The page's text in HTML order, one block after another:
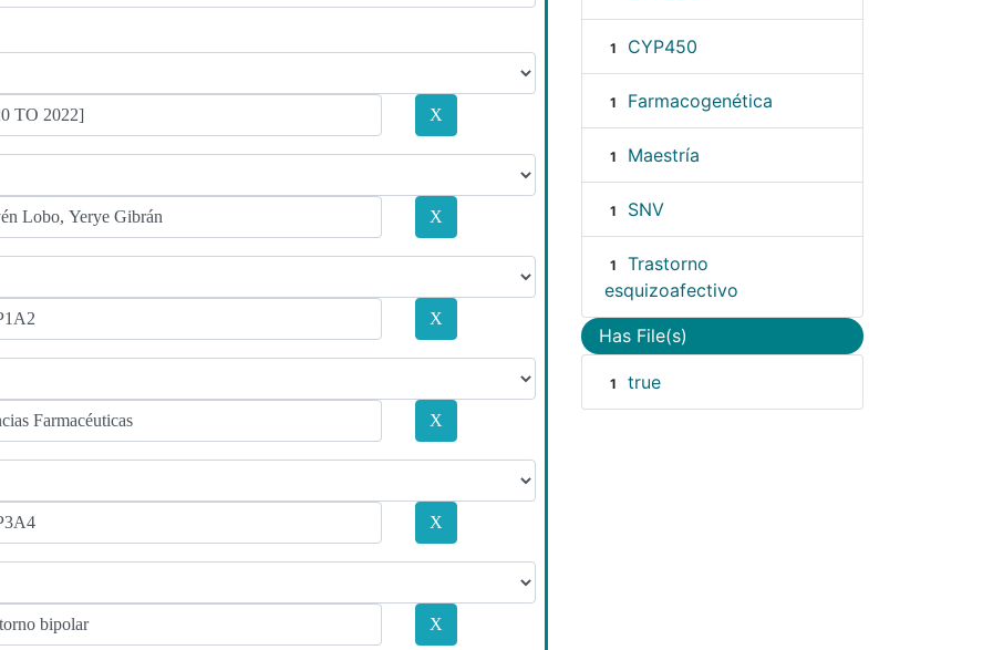
1 CYP450
1 Farmacogenética
1 Maestría
1 SNV
1
Trastorno
esquizoafectivo
Has File(s)
1 true